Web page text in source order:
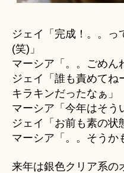
ジェイ「完成！。。っ
(笑)」
マーシア「。。ごめん
ジェイ「誰も責めてね
キラキンだったなぁ」
マーシア「今年はそう
ジェイ「お前も素の状
マーシア「。。そうか
来年は銀色クリア系の